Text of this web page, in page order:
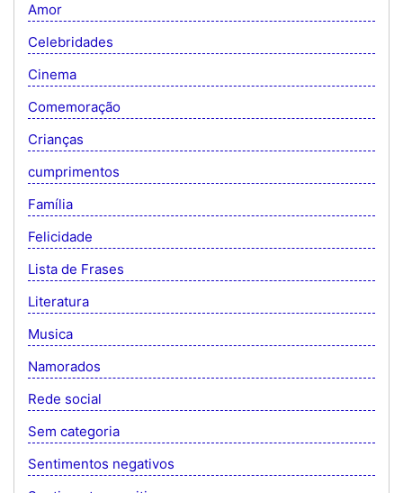
Amor
Celebridades
Cinema
Comemoração
Crianças
cumprimentos
Família
Felicidade
Lista de Frases
Literatura
Musica
Namorados
Rede social
Sem categoria
Sentimentos negativos